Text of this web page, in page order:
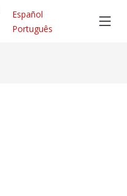
Español
Português